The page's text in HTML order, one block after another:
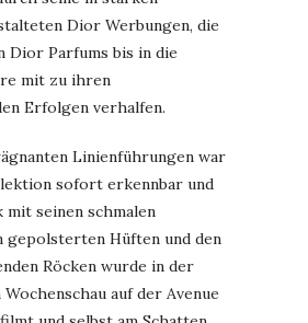
Dior Werbungen, die
Dior Parfums bis in die
mit zu ihren
Erfolgen verhalfen.
Linienführungen war
sofort erkennbar und
seinen schmalen
gepolsterten Hüften und den
Röcken wurde in der
auf der Avenue